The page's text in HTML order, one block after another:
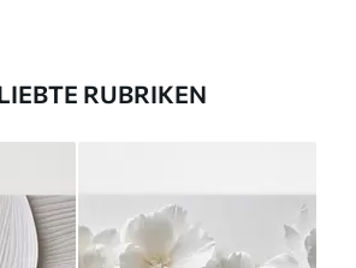
RUBRIKEN